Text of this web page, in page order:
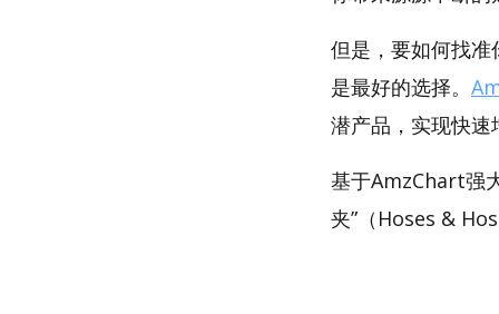
但是，要如何找准
是最好的选择。
潜产品，实现快速
基于AmzChart强
夹”（Hoses &